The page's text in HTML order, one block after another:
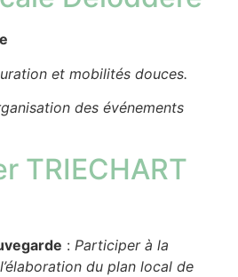
et mobilités douces.
des événements
TRIECHART
: Participer à la
du plan local de